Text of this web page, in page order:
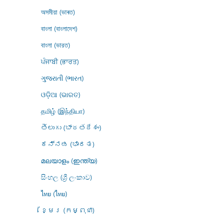
অসমীয়া (ভাৰত)
বাংলা (বাংলাদেশ)
বাংলা (ভারত)
ਪੰਜਾਬੀ (ਭਾਰਤ)
ગુજરાતી (ભારત)
ଓଡ଼ିଆ (ଭାରତ)
தமிழ் (இந்தியா)
తెలుగు (భారతదేశం)
ಕನ್ನಡ (ಭಾರತ)
മലയാളം (ഇന്ത്യ)
සිංහල (ශ්‍රී ලංකාව)
ไทย (ไทย)
ខ្មែរ (កម្ពុជា)